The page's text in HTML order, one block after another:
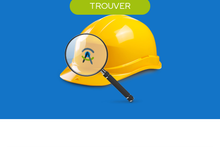
TROUVER